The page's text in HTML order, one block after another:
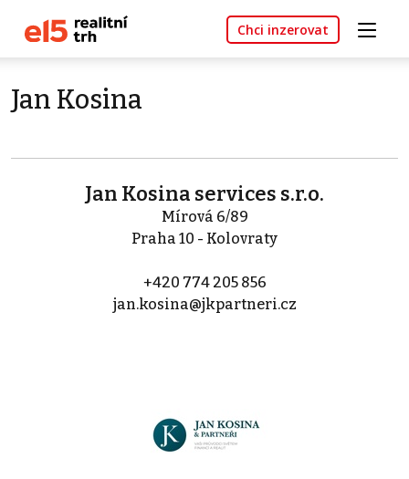
Chci inzerovat
Jan Kosina
Jan Kosina services s.r.o.
Mírová 6/89
Praha 10 - Kolovraty
+420 774 205 856
jan.kosina@jkpartneri.cz